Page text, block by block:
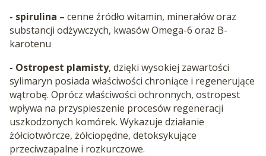
- spirulina – cenne źródło witamin, minerałów oraz
substancji odżywczych, kwasów Omega-6 oraz B-
karotenu
- Ostropest plamisty, dzięki wysokiej zawartości
sylimaryn posiada właściwości chroniące i regenerujące
wątrobę. Oprócz właściwości ochronnych, ostropest
wpływa na przyspieszenie procesów regeneracji
uszkodzonych komórek. Wykazuje działanie
żółciotwórcze, żółciopędne, detoksykujące
przeciwzapalne i rozkurczowe.